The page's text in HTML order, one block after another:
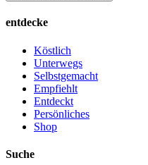
entdecke
Köstlich
Unterwegs
Selbstgemacht
Empfiehlt
Entdeckt
Persönliches
Shop
Suche